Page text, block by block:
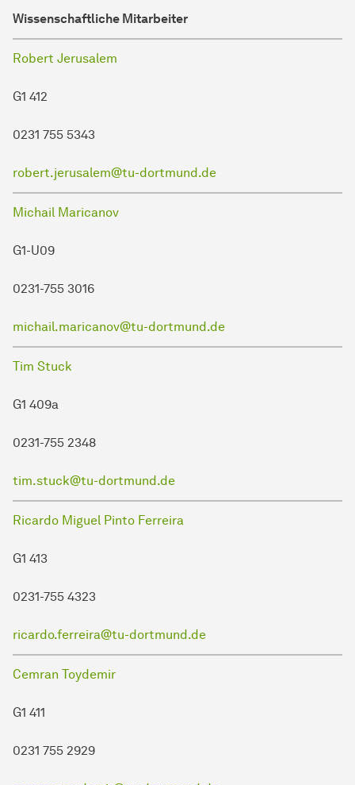
Wissenschaftliche Mitarbeiter
Robert Jerusalem
G1 412
0231 755 5343
robert.jerusalem@tu-dortmund.de
Michail Maricanov
G1-U09
0231-755 3016
michail.maricanov@tu-dortmund.de
Tim Stuck
G1 409a
0231-755 2348
tim.stuck@tu-dortmund.de
Ricardo Miguel Pinto Ferreira
G1 413
0231-755 4323
ricardo.ferreira@tu-dortmund.de
Cemran Toydemir
G1 411
0231 755 2929